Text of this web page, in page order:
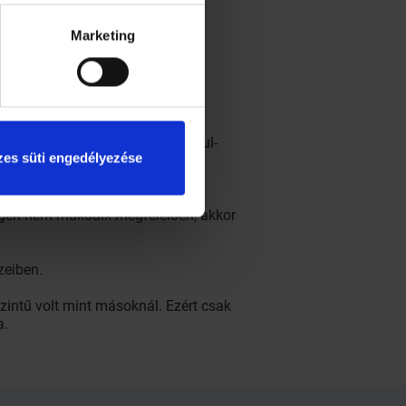
Marketing
süti engedélyezése
egyik legtöbb embert sújtó
esetekben aurával párosul-
A betegségre speciális
nem működik megfelelően, akkor
volt mint másoknál. Ezért csak